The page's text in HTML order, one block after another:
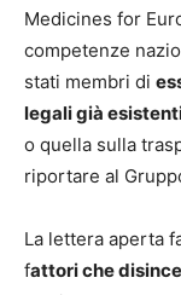
Medicines for
competenze
stati membri di
legali già
o quella sulla
riportare al
La lettera aperta
fattori che